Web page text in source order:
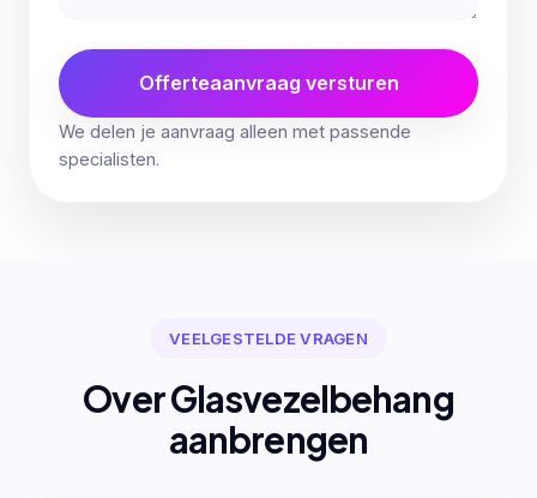
Offerteaanvraag versturen
We delen je aanvraag alleen met passende
specialisten.
VEELGESTELDE VRAGEN
Over Glasvezelbehang
aanbrengen